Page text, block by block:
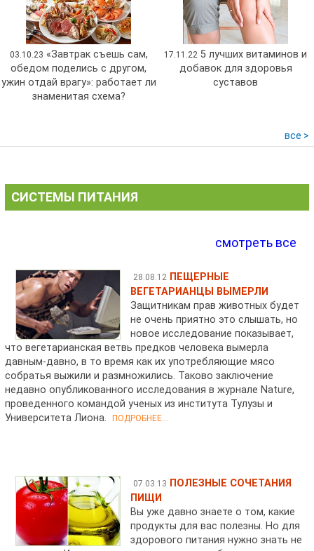
03.10.23 «Завтрак съешь сам,
обедом поделись с другом,
ужин отдай врагу»: работает ли
знаменитая схема?
17.11.22 5 лучших витаминов и
добавок для здоровья
суставов
все >
СИСТЕМЫ ПИТАНИЯ
смотреть все
28.08.12 ПЕЩЕРНЫЕ
ВЕГЕТАРИАНЦЫ ВЫМЕРЛИ
Защитникам прав животных будет
не очень приятно это слышать, но
новое исследование показывает,
что вегетарианская ветвь предков человека вымерла
давным-давно, в то время как их употребляющие мясо
собратья выжили и размножились. Таково заключение
недавно опубликованного исследования в журнале Nature,
проведенного командой ученых из института Тулузы и
Университета Лиона.ПОДРОБНЕЕ...
07.03.13 ПОЛЕЗНЫЕ СОЧЕТАНИЯ
ПИЩИ
Вы уже давно знаете о том, какие
продукты для вас полезны. Но для
здорового питания нужно знать не